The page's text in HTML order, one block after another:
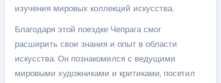
изучения мировых коллекций искусства.
Благодаря этой поездке Чепрага смог
расширить свои знания и опыт в области
искусства. Он познакомился с ведущими
мировыми художниками и критиками, посетил